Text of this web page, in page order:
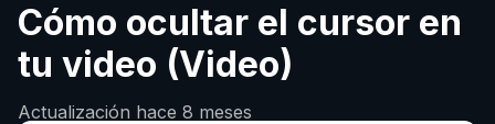
Cómo ocultar el cursor en
tu video (Video)
Actualización hace 8 meses